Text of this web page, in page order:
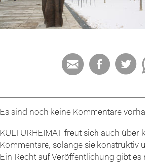
  
Es sind noch keine Kommentare
KULTURHEIMAT freut sich auch über
Kommentare, solange sie konstruktiv
Ein Recht auf Veröffentlichung gibt es